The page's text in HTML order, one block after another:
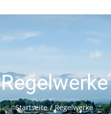
Regelwerke
Startseite Regelwerke